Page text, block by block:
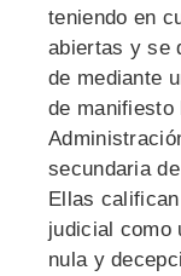
teniendo en
abiertas y se
de mediante
de manifiesto
secundaria
Ellas
judicial como
nula y